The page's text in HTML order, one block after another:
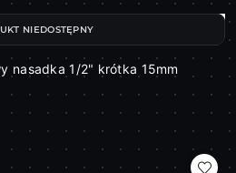
nasadka 1/2" krótka 15mm
NIEDOSTĘPNY